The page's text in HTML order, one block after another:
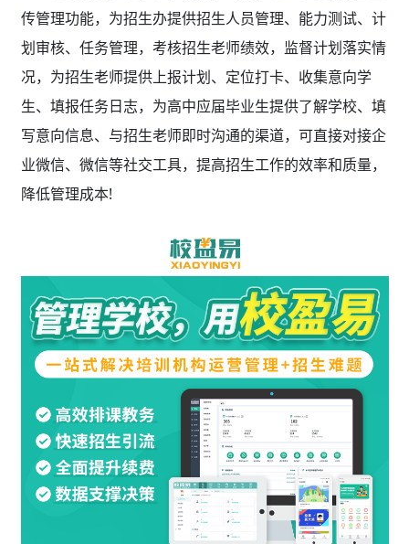
传管理功能，为招生办提供招生人员管理、能力测试、计
划审核、任务管理，考核招生老师绩效，监督计划落实情
况，为招生老师提供上报计划、定位打卡、收集意向学
生、填报任务日志，为高中应届毕业生提供了解学校、填
写意向信息、与招生老师即时沟通的渠道，可直接对接企
业微信、微信等社交工具，提高招生工作的效率和质量，
降低管理成本!